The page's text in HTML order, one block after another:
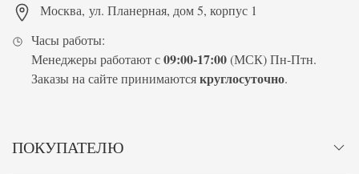
Москва, ул. Планерная, дом 5, корпус 1
Часы работы:
Менеджеры работают с09:00-17:00(МСК) Пн-Птн.
Заказы на сайте принимаютсякруглосуточно.
ПОКУПАТЕЛЮ